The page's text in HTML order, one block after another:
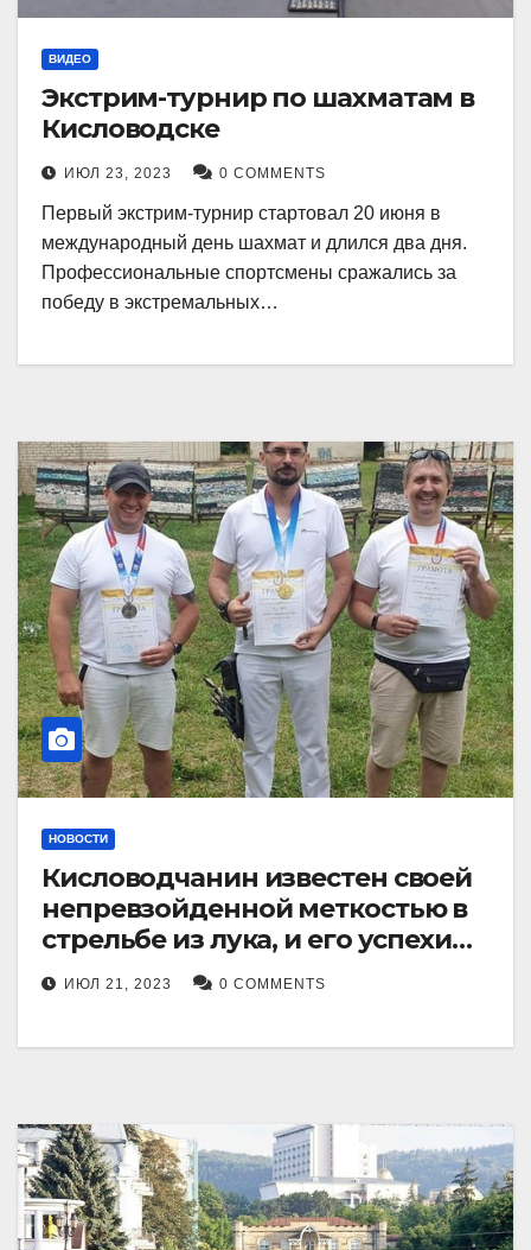
ВИДЕО
Экстрим-турнир по шахматам в
Кисловодске
ИЮЛ 23, 2023 0 COMMENTS
Первый экстрим-турнир стартовал 20 июня в
международный день шахмат и длился два дня.
Профессиональные спортсмены сражались за
победу в экстремальных…
НОВОСТИ
Кисловодчанин известен своей
непревзойденной меткостью в
стрельбе из лука, и его успехи
прославили его в
Ставропольском крае.
ИЮЛ 21, 2023 0 COMMENTS